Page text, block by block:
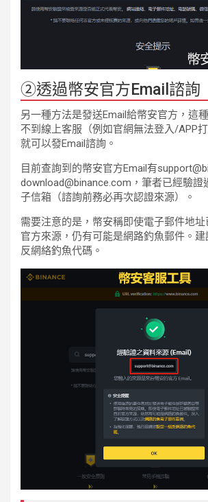
②透過幣安官方Email諮詢
另一種方法是發送Email給幣安官方，這
不到線上客服（例如官網無法登入/APP
就可以發Email諮詢。
目前查詢到的幣安官方Email有
download@binance.com，筆者已經驗證
子信箱（諮詢前務必再次認證來源）。
需要注意的是，幣安稱即使電子郵件地
官方來源，仍有可能是網路釣魚郵件。
反網絡釣魚代碼。